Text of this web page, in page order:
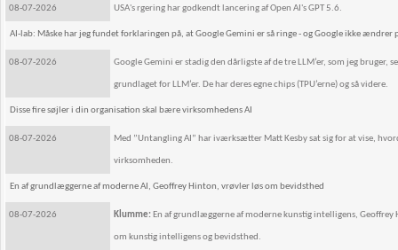
08-07-2026 USA's rgering har godkendt lancering af Open AI's GPT 5.6.
AI-lab: Måske har jeg fundet forklaringen på, at Google Gemini er så ringe - og Google ikke ændrer
08-07-2026 Google Gemini er stadig den dårligste af de tre LLM’er, som jeg
grundlaget for LLM’er. De har deres egne chips (TPU’erne) og så videre.
Disse fire søjler i din organisation skal bære virksomhedens AI
08-07-2026 Med ”Untangling AI” har iværksætter Matt Kesby sat sig for at vise,
virksomheden.
En af grundlæggerne af moderne AI, Geoffrey Hinton, vrøvler løs om bevidsthed
08-07-2026 Klumme: En af grundlæggerne af moderne kunstig intelligens,
om kunstig intelligens og bevidsthed.